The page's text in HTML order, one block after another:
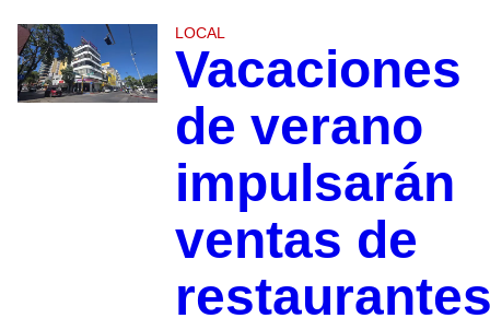
LOCAL
Vacaciones
de verano
impulsarán
ventas de